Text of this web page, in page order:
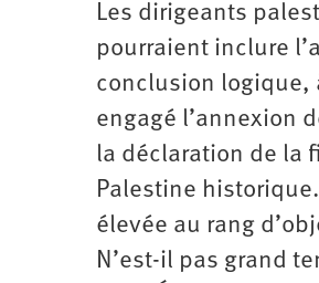
Les dirigeants
pourraient inclure
conclusion logique,
engagé l’annexion
la déclaration de la
Palestine
élevée au rang
N’est-il pas grand